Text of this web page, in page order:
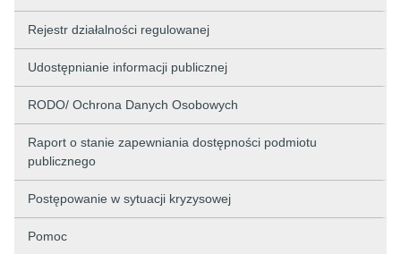
Rejestr działalności regulowanej
Udostępnianie informacji publicznej
RODO/ Ochrona Danych Osobowych
Raport o stanie zapewniania dostępności podmiotu
publicznego
Postępowanie w sytuacji kryzysowej
Pomoc